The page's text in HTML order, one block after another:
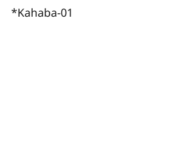
*Kahaba-01